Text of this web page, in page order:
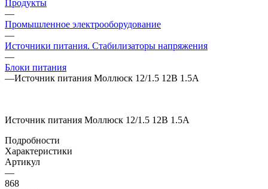
Продукты
—
Промышленное электрооборудование
—
Источники питания. Стабилизаторы напряжения
—
Блоки питания
—Источник питания Моллюск 12/1.5 12В 1.5А
Источник питания Моллюск 12/1.5 12В 1.5А
Подробности
Характеристики
Артикул
—
868